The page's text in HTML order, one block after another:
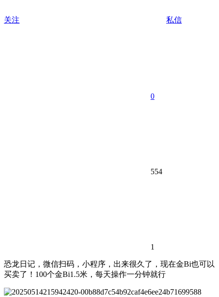
关注 私信
0
554
1
恐龙日记，微信扫码，小程序，出来很久了，现在金Bi也可以
买卖了！100个金Bi1.5米，每天操作一分钟就行